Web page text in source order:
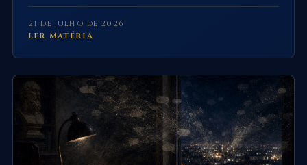
21 DE JULHO DE 2026
LER MATÉRIA